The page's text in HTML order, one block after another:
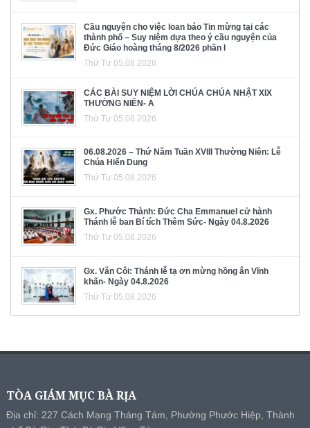
Cầu nguyện cho việc loan báo Tin mừng tại các
thành phố – Suy niệm dựa theo ý cầu nguyện của
Đức Giáo hoàng tháng 8/2026 phần I
Thứ Tư 05.08.2026
CÁC BÀI SUY NIỆM LỜI CHÚA CHÚA NHẬT XIX
THƯỜNG NIÊN- A
Thứ Tư 05.08.2026
06.08.2026 – Thứ Năm Tuần XVIII Thường Niên: Lễ
Chúa Hiển Dung
Thứ Tư 05.08.2026
Gx. Phước Thành: Đức Cha Emmanuel cử hành
Thánh lễ ban Bí tích Thêm Sức- Ngày 04.8.2026
Thứ Tư 05.08.2026
Gx. Văn Côi: Thánh lễ tạ ơn mừng hồng ân Vĩnh
khấn- Ngày 04.8.2026
Thứ Tư 05.08.2026
TÒA GIÁM MỤC BÀ RỊA
Địa chỉ: 227 Cách Mạng Tháng Tám, Phường Phước Hiệp, Thành